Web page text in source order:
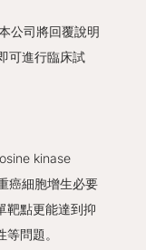
公司將回覆說明
可進行臨床試
kinase
癌細胞增生必要
靶點更能達到抑
問題。